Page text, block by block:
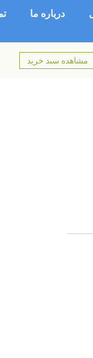
درباره ما
مشاهده سبد خرید